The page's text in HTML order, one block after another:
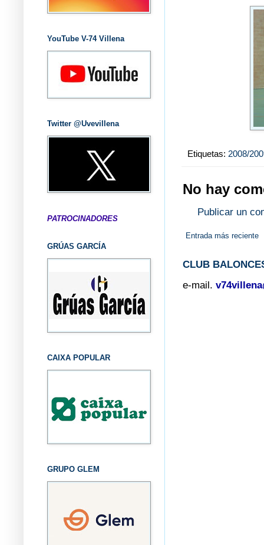
Etiquetas: 2008/
No hay
Publicar un
Entrada más reciente
CLUB
e-mail.
YouTube V-74 Villena
Twitter @Uvevillena
PATROCINADORES
GRÚAS GARCÍA
CAIXA POPULAR
GRUPO GLEM